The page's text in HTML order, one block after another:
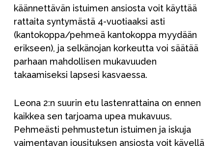
käännettävän istuimen ansiosta voit käyttää
rattaita syntymästä 4-vuotiaaksi asti
(kantokoppa/pehmeä kantokoppa myydään
erikseen), ja selkänojan korkeutta voi säätää
parhaan mahdollisen mukavuuden
takaamiseksi lapsesi kasvaessa.
Leona 2:n suurin etu lastenrattaina on ennen
kaikkea sen tarjoama upea mukavuus.
Pehmeästi pehmustetun istuimen ja iskuja
vaimentavan jousituksen ansiosta voit kävellä